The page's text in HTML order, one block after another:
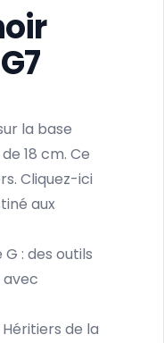
la base
18 cm. Ce
Cliquez-ici
aux
: des outils
avec
de la